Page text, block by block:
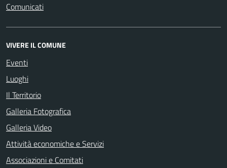
Comunicati
VIVERE IL COMUNE
Eventi
Luoghi
Il Territorio
Galleria Fotografica
Galleria Video
Attività economiche e Servizi
Associazioni e Comitati